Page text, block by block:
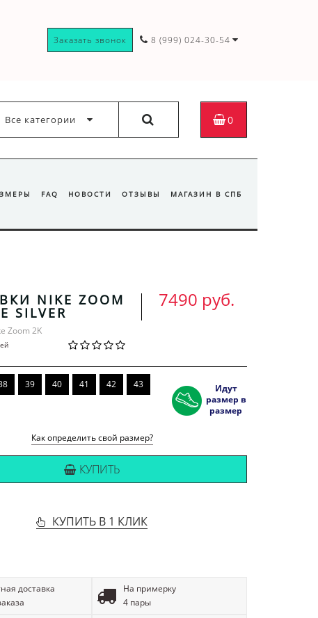
Заказать звонок 8 (999) 024-30-54
Все категории 0
FAQ НОВОСТИ ОТЗЫВЫ МАГАЗИН В СПБ
NIKE ZOOM
SILVER
Zoom 2K
7490 руб.
39 40 41 42 43
Идут
размер в
размер
Как определить свой размер?
КУПИТЬ
КУПИТЬ В 1 КЛИК
доставка
На примерку
4 пары